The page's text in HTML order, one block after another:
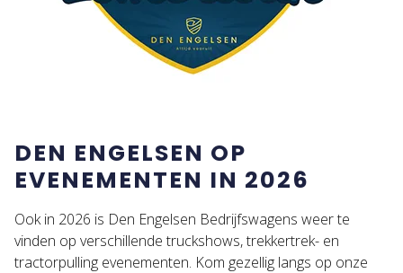
DEN ENGELSEN OP
EVENEMENTEN IN 2026
Ook in 2026 is Den Engelsen Bedrijfswagens weer te
vinden op verschillende truckshows, trekkertrek- en
tractorpulling evenementen. Kom gezellig langs op onze